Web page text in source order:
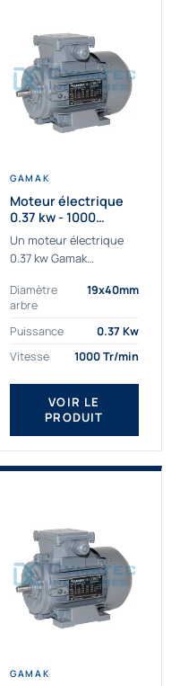
GAMAK
Moteur électrique
0.37 kw - 1000
Tr/min - 230/400V -
IE2
Un moteur électrique
0.37 kw Gamak
aux applications
industrielles.
Commander un moteur
Gamak c’est choisir un
produit de très haute
qualité....
Diamètre
arbre
19x40mm
Puissance
0.37 Kw
Vitesse
1000 Tr/min
VOIR LE
PRODUIT
GAMAK